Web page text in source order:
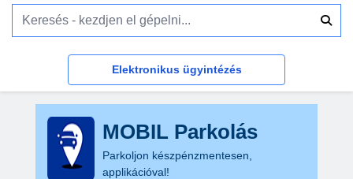
Elektronikus ügyintézés
MOBIL Parkolás
Parkoljon készpénzmentesen,
applikációval!